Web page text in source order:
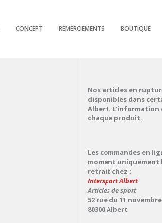
CONCEPT REMERCIEMENTS BOUTIQUE
Nos articles en
disponibles dans
Albert. L'information
chaque produit.
Les commandes en
moment uniquement
retrait chez :
Intersport Albert
Articles de sport
52 rue du 11 novembre
80300 Albert